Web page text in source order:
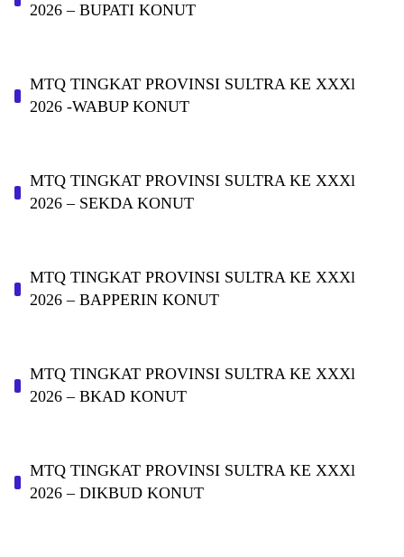
2026 – BUPATI KONUT
MTQ TINGKAT PROVINSI SULTRA KE XXXl
2026 -WABUP KONUT
MTQ TINGKAT PROVINSI SULTRA KE XXXl
2026 – SEKDA KONUT
MTQ TINGKAT PROVINSI SULTRA KE XXXl
2026 – BAPPERIN KONUT
MTQ TINGKAT PROVINSI SULTRA KE XXXl
2026 – BKAD KONUT
MTQ TINGKAT PROVINSI SULTRA KE XXXl
2026 – DIKBUD KONUT